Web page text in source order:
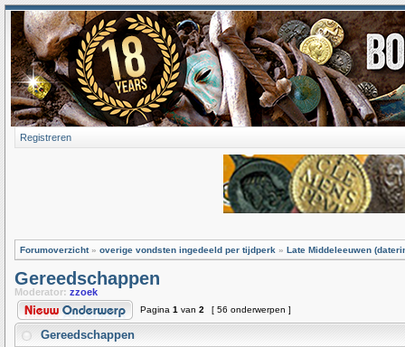
Registreren
Forumoverzicht» overige vondsten ingedeeld per tijdperk » Late Middeleeuwen
Gereedschappen
Moderator: zzoek
Pagina 1 van 2 [ 56 onderwerpen ]
Gereedschappen